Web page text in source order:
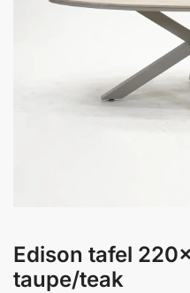
Edison tafel
taupe/teak